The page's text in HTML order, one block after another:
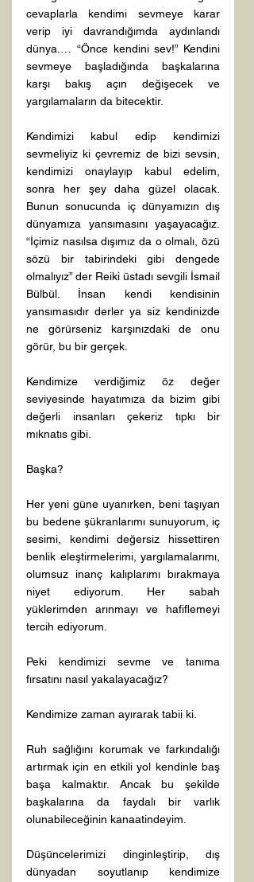
cevaplarla kendimi sevmeye karar
verip iyi davrandığımda aydınlandı
dünya.… “Önce kendini sev!” Kendini
sevmeye başladığında başkalarına
karşı bakış açın değişecek ve
yargılamaların da bitecektir.
Kendimizi kabul edip kendimizi
sevmeliyiz ki çevremiz de bizi sevsin,
kendimizi onaylayıp kabul edelim,
sonra her şey daha güzel olacak.
Bunun sonucunda iç dünyamızın dış
dünyamıza yansımasını yaşayacağız.
“İçimiz nasılsa dışımız da o olmalı, özü
sözü bir tabirindeki gibi dengede
olmalıyız” der Reiki üstadı sevgili İsmail
Bülbül. İnsan kendi kendisinin
yansımasıdır derler ya siz kendinizde
ne görürseniz karşınızdaki de onu
görür, bu bir gerçek.
Kendimize verdiğimiz öz değer
seviyesinde hayatımıza da bizim gibi
değerli insanları çekeriz tıpkı bir
mıknatıs gibi.
Başka?
Her yeni güne uyanırken, beni taşıyan
bu bedene şükranlarımı sunuyorum, iç
sesimi, kendimi değersiz hissettiren
benlik eleştirmelerimi, yargılamalarımı,
olumsuz inanç kalıplarımı bırakmaya
niyet ediyorum. Her sabah
yüklerimden arınmayı ve hafiflemeyi
tercih ediyorum.
Peki kendimizi sevme ve tanıma
fırsatını nasıl yakalayacağız?
Kendimize zaman ayırarak tabii ki.
Ruh sağlığını korumak ve farkındalığı
artırmak için en etkili yol kendinle baş
başa kalmaktır. Ancak bu şekilde
başkalarına da faydalı bir varlık
olunabileceğinin kanaatindeyim.
Düşüncelerimizi dinginleştirip, dış
dünyadan soyutlanıp kendimize